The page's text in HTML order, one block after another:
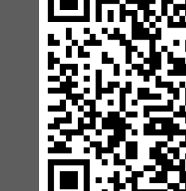
17.周邊配備-方向指示實績
18.周邊配備-車位架實績
20.智能汽機車充電樁設備實績
21.車道資訊看板實績